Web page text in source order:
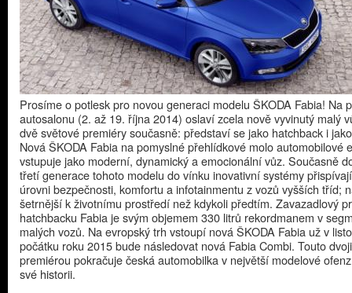
Prosíme o potlesk pro novou generaci modelu ŠKODA Fabia! Na
autosalonu (2. až 19. října 2014) oslaví zcela nově vyvinutý malý
dvě světové premiéry současně: představí se jako hatchback i
Nová ŠKODA Fabia na pomyslné přehlídkové molo automobilové
vstupuje jako moderní, dynamický a emocionální vůz. Současně
třetí generace tohoto modelu do vínku inovativní systémy
úrovni bezpečnosti, komfortu a infotainmentu z vozů vyšších tříd;
šetrnější k životnímu prostředí než kdykoli předtím. Zavazadlový
hatchbacku Fabia je svým objemem 330 litrů rekordmanem v
malých vozů. Na evropský trh vstoupí nová ŠKODA Fabia už v
počátku roku 2015 bude následovat nová Fabia Combi. Touto
premiérou pokračuje česká automobilka v největší modelové
své historii.